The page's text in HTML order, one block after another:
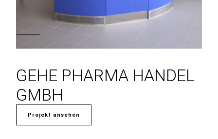
GEHE PHARMA HANDEL
GMBH
Projekt ansehen